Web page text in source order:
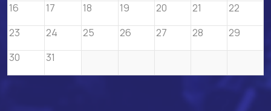
16
17 18 19 20 21
22
23
24 25 26 27 28
29
30
31